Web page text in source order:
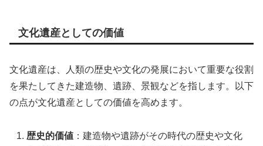
文化遺産としての価値
文化遺産は、人類の歴史や文化の発展において重要な役割
を果たしてきた建造物、遺跡、景観などを指します。以下
の点が文化遺産としての価値を高めます。
歴史的価値 ：建造物や遺跡がその時代の歴史や文化